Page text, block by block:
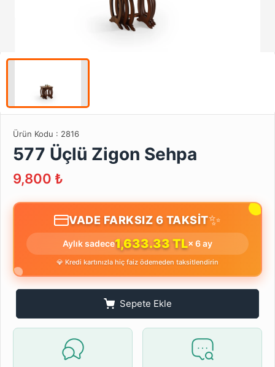
Ürün Kodu : 2816
577 Üçlü Zigon Sehpa
9,800 ₺
VADE FARKSIZ 6 TAKSİT✨
Aylık sadece1,633.33 TL× 6 ay
💎 Kredi kartınızla hiç faiz ödemeden taksitlendirin
Sepete Ekle